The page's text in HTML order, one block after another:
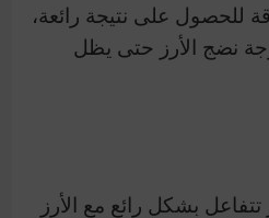
للحصول على نتيجة رائعة،
نضج الأرز حتى يظل
بشكل رائع مع الأرز